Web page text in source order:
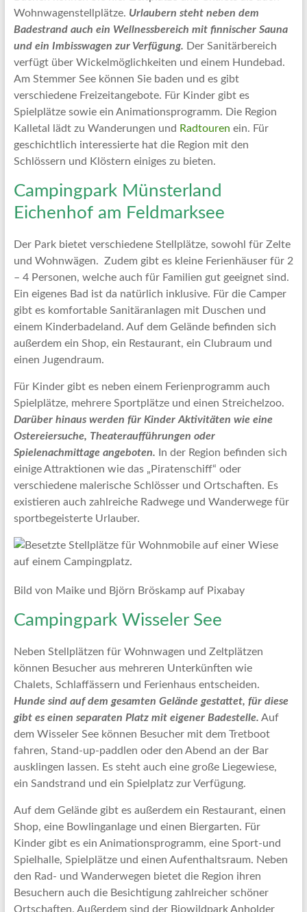
Wohnwagenstellplätze. Urlaubern steht neben dem
Badestrand auch ein Wellnessbereich mit finnischer Sauna
und ein Imbisswagen zur Verfügung. Der Sanitärbereich
verfügt über Wickelmöglichkeiten und einem Hundebad.
Am Stemmer See können Sie baden und es gibt
verschiedene Freizeitangebote. Für Kinder gibt es
Spielplätze sowie ein Animationsprogramm. Die Region
Kalletal lädt zu Wanderungen und Radtouren ein. Für
geschichtlich interessierte hat die Region mit den
Schlössern und Klöstern einiges zu bieten.
Campingpark Münsterland
Eichenhof am Feldmarksee
Der Park bietet verschiedene Stellplätze, sowohl für Zelte
und Wohnwägen. Zudem gibt es kleine Ferienhäuser für 2
– 4 Personen, welche auch für Familien gut geeignet sind.
Ein eigenes Bad ist da natürlich inklusive. Für die Camper
gibt es komfortable Sanitäranlagen mit Duschen und
einem Kinderbadeland. Auf dem Gelände befinden sich
außerdem ein Shop, ein Restaurant, ein Clubraum und
einen Jugendraum.
Für Kinder gibt es neben einem Ferienprogramm auch
Spielplätze, mehrere Sportplätze und einen Streichelzoo.
Darüber hinaus werden für Kinder Aktivitäten wie eine
Ostereiersuche, Theateraufführungen oder
Spielenachmittage angeboten. In der Region befinden sich
einige Attraktionen wie das „Piratenschiff“ oder
verschiedene malerische Schlösser und Ortschaften. Es
existieren auch zahlreiche Radwege und Wanderwege für
sportbegeisterte Urlauber.
Bild von Maike und Björn Bröskamp auf Pixabay
Campingpark Wisseler See
Neben Stellplätzen für Wohnwagen und Zeltplätzen
können Besucher aus mehreren Unterkünften wie
Chalets, Schlaffässern und Ferienhaus entscheiden.
Hunde sind auf dem gesamten Gelände gestattet, für diese
gibt es einen separaten Platz mit eigener Badestelle. Auf
dem Wisseler See können Besucher mit dem Tretboot
fahren, Stand-up-paddlen oder den Abend an der Bar
ausklingen lassen. Es steht auch eine große Liegewiese,
ein Sandstrand und ein Spielplatz zur Verfügung.
Auf dem Gelände gibt es außerdem ein Restaurant, einen
Shop, eine Bowlinganlage und einen Biergarten. Für
Kinder gibt es ein Animationsprogramm, eine Sport-und
Spielhalle, Spielplätze und einen Aufenthaltsraum. Neben
den Rad- und Wanderwegen bietet die Region ihren
Besuchern auch die Besichtigung zahlreicher schöner
Ortschaften. Außerdem sind der Biowildpark Anholder